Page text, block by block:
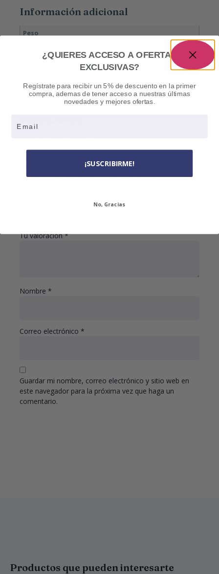
Información adicional
Peso
Dimensiones
para niños y adolescentes”
Tu dirección de correo electrónico no será publicada.
Tu valoración*
Nombre *
Correo electrónico *
Guardar mi nombre, correo electrónico y sitio web en
este navegador para la próxima vez que haga un
comentario.
Productos que pueden interesarte
¿QUIERES ACCESO A OFERTAS
EXCLUSIVAS?
Regístrate para recibir un 5% de descuento en la primer
compra, ademas de tener acceso a nuestras últimas
novedades y mejores ofertas.
¡SUSCRIBIRME!
No, Gracias